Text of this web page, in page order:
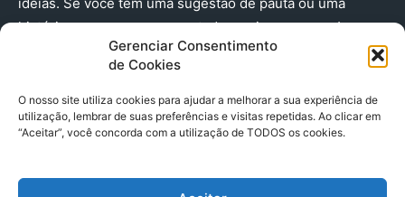
Gerenciar Consentimento
de Cookies
O nosso site utiliza cookies para ajudar a melhorar a sua experiência de
utilização, lembrar de suas preferências e visitas repetidas. Ao clicar em
“Aceitar”, você concorda com a utilização de TODOS os cookies.
história que merece ser contada, envie-nos agora!
(91) 98224 - 3111